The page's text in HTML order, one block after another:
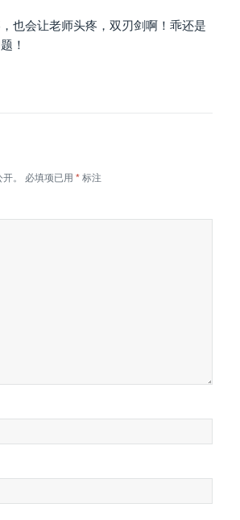
也会让老师头疼，双刃剑啊！乖还是
！
。 必填项已用* 标注